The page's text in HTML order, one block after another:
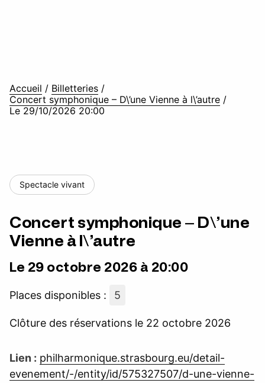
Accueil / Billetteries /
Concert symphonique – D\’une Vienne à l\’autre /
Le 29/10/2026 20:00
Spectacle vivant
Concert symphonique – D\’une
Vienne à l\’autre
Le 29 octobre 2026 à 20:00
Places disponibles : 5
Clôture des réservations le 22 octobre 2026
Lien : philharmonique.strasbourg.eu/detail-
evenement/-/entity/id/575327507/d-une-vienne-